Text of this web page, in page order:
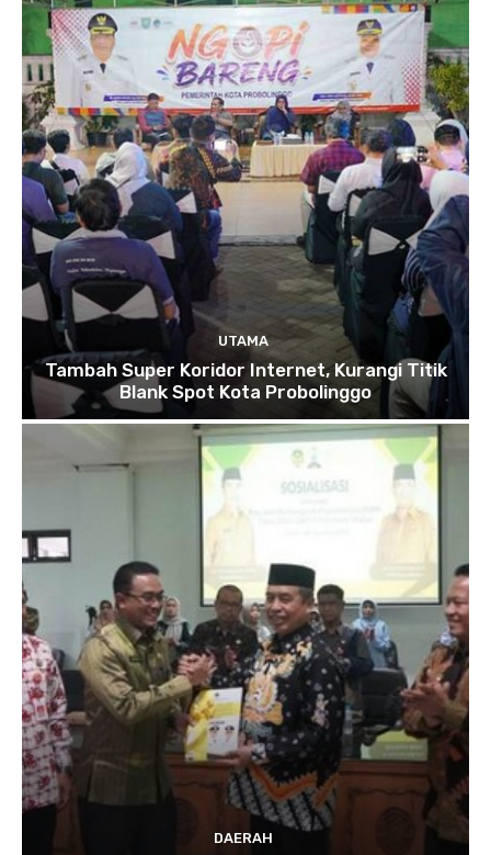
UTAMA
Tambah Super Koridor Internet, Kurangi Titik
Blank Spot Kota Probolinggo
DAERAH